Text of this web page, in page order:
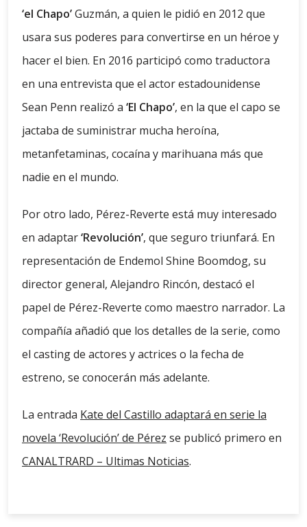
‘el Chapo’Guzmán, a quien le pidió en 2012 que
usara sus poderes para convertirse en un héroe y
hacer el bien. En 2016 participó como traductora
en una entrevista que el actor estadounidense
Sean Penn realizó a ‘El Chapo’, en la que el capo se
jactaba de suministrar mucha heroína,
metanfetaminas, cocaína y marihuana más que
nadie en el mundo.
Por otro lado, Pérez-Reverte está muy interesado
en adaptar‘Revolución’, que seguro triunfará. En
representación de Endemol Shine Boomdog, su
director general, Alejandro Rincón, destacó el
papel de Pérez-Reverte como maestro narrador. La
compañía añadió que los detalles de la serie, como
el casting de actores y actrices o la fecha de
estreno, se conocerán más adelante.
La entrada Kate del Castillo adaptará en serie la
novela ‘Revolución’ de Pérez se publicó primero en
CANALTRARD – Ultimas Noticias.